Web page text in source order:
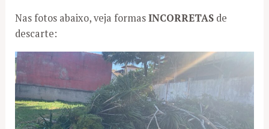
Nas fotos abaixo, veja formasINCORRETAS de
descarte: